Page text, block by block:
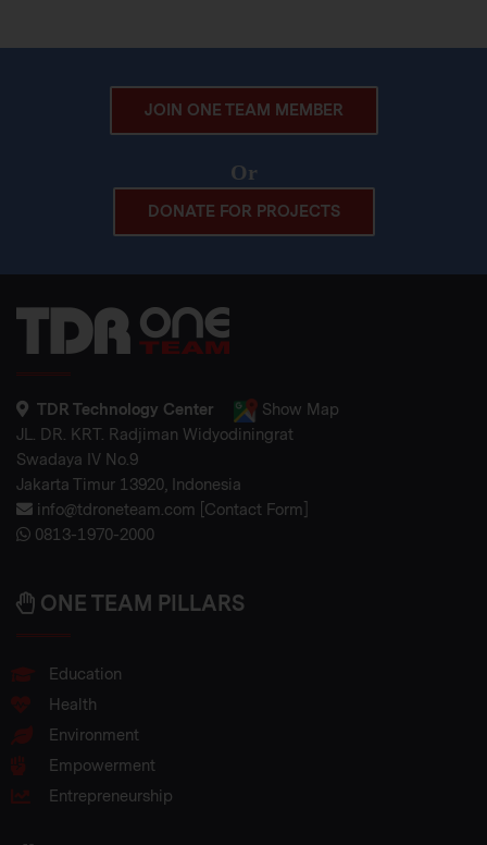
JOIN ONE TEAM MEMBER
Or
DONATE FOR PROJECTS
TDR Technology Center
Show Map
JL. DR. KRT. Radjiman Widyodiningrat
Swadaya IV No.9
Jakarta Timur 13920, Indonesia
info@tdroneteam.com Contact Form
0813-1970-2000
ONE TEAM PILLARS
Education
Health
Environment
Empowerment
Entrepreneurship